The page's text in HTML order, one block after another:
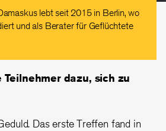
lebt seit 2015 in Berlin, wo
und als Berater für Geflüchtete
dazu, sich zu
Das erste Treffen fand in